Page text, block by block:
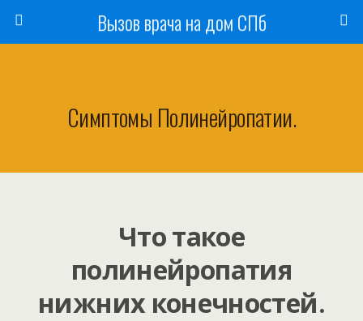
Вызов врача на дом СПб
Симптомы Полинейропатии.
Что такое
полинейропатия
нижних конечностей.